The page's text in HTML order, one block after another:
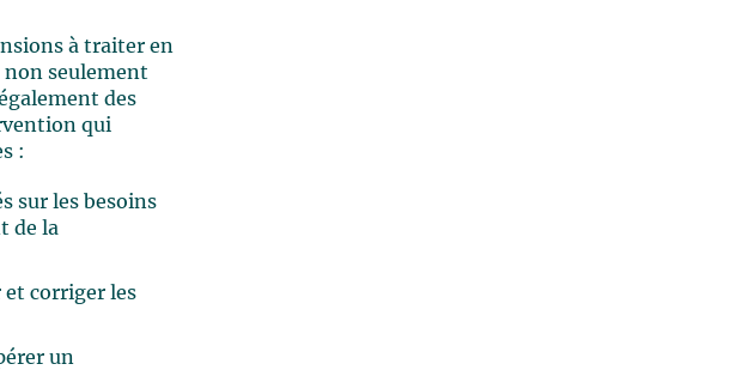
à traiter en
non seulement
des
qui
:
sur les besoins
de la
corriger les
un